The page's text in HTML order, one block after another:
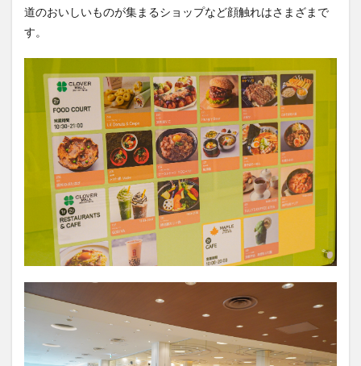
道のおいしいものが集まるショップなど顔触れはさまざまで
す。